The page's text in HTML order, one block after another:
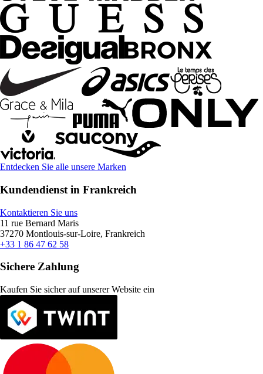
Entdecken Sie alle unsere Marken
Kundendienst in Frankreich
Kontaktieren Sie uns
11 rue Bernard Maris
37270 Montlouis-sur-Loire, Frankreich
+33 1 86 47 62 58
Sichere Zahlung
Kaufen Sie sicher auf unserer Website ein